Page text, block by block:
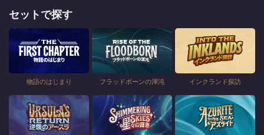
セットで探す
物語のはじまり フラッドボーンの渾沌 インクランド探訪